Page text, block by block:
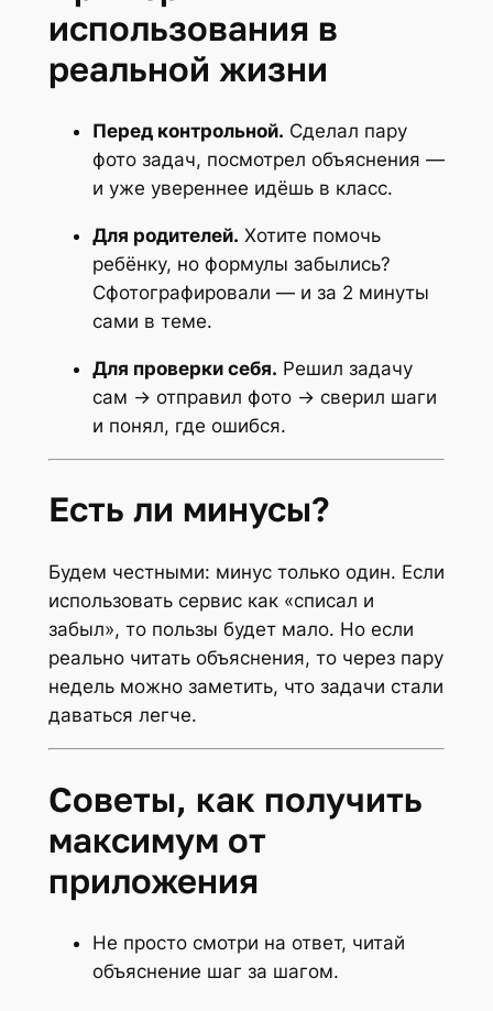
использования в
реальной жизни
Перед контрольной. Сделал пару
фото задач, посмотрел объяснения —
и уже увереннее идёшь в класс.
Для родителей. Хотите помочь
ребёнку, но формулы забылись?
Сфотографировали — и за 2 минуты
сами в теме.
Для проверки себя. Решил задачу
сам → отправил фото → сверил шаги
и понял, где ошибся.
Есть ли минусы?
Будем честными: минус только один. Если
использовать сервис как «списал и
забыл», то пользы будет мало. Но если
реально читать объяснения, то через пару
недель можно заметить, что задачи стали
даваться легче.
Советы, как получить
максимум от
приложения
Не просто смотри на ответ, читай
объяснение шаг за шагом.